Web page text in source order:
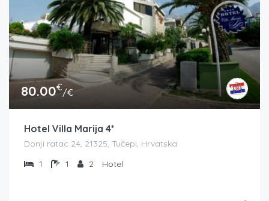
80.00€/€
Hotel Villa Marija 4*
Donji ratac 24, 21325, Tučepi, Hrvatska
1
1 2 Hotel